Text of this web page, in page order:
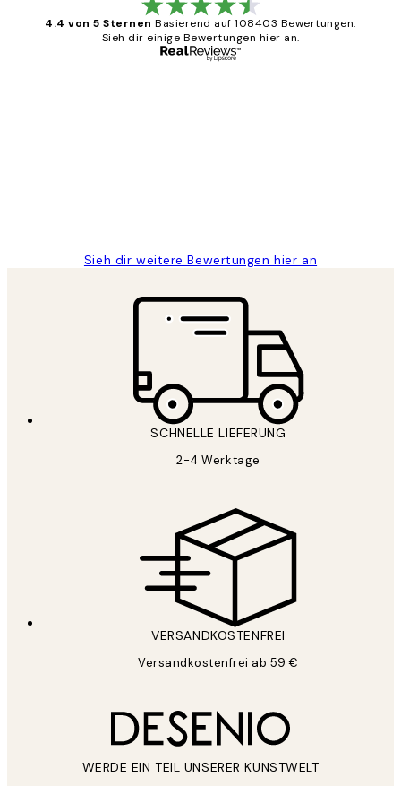
4.4 von 5 Sternen Basierend auf 108403 Bewertungen.
Sieh dir einige Bewertungen hier an.
Sieh dir weitere Bewertungen hier an
SCHNELLE LIEFERUNG
2-4 Werktage
VERSANDKOSTENFREI
Versandkostenfrei ab 59 €
WERDE EIN TEIL UNSERER KUNSTWELT